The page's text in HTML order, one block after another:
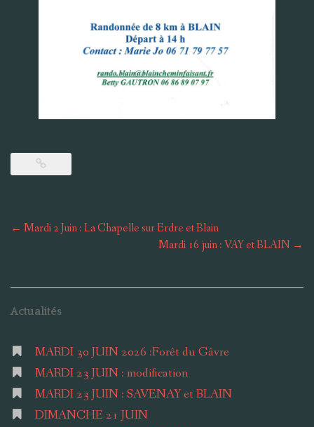
Post
← Mardi 2 Juin : La Chapelle sur Erdre et Blain
Mardi 16 juin : VAY et BLAIN →
Actualités
MARDI 30 JUIN 2026 :Forêt du Gâvre
MARDI 23 JUIN : modification
MARDI 23 JUIN : SAVENAY et BLAIN
DIMANCHE 21 JUIN